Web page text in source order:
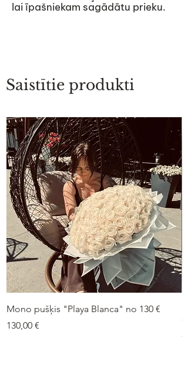
lai īpašniekam sagādātu prieku.
Saistītie produkti
Mono pušķis "Playa Blanca" no 130 €
Cena
130,00 €